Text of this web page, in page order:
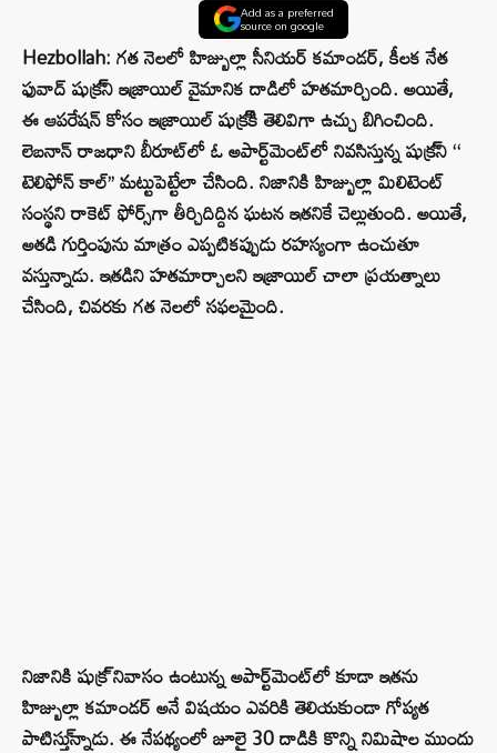
Add as a preferred
source on google
Hezbollah: గత నెలలో హిజ్బుల్లా సీనియర్ కమాండర్, కీలక నేత
ఫువాద్ షుక్ర్‌ని ఇజ్రాయిల్ వైమానిక దాడిలో హతమార్చింది. అయితే,
ఈ ఆపరేషన్ కోసం ఇజ్రాయిల్ షుక్ర్‌కి తెలివిగా ఉచ్చు బిగించింది.
లెబనాన్ రాజధాని బీరూట్‌లో ఓ అపార్ట్‌మెంట్‌లో నివసిస్తున్న షుక్ర్‌ని ‘‘
టెలిఫోన్ కాల్’’ మట్టుపెట్టేలా చేసింది. నిజానికి హిజ్బుల్లా మిలిటెంట్
సంస్థని రాకెట్ ఫోర్స్‌గా తీర్చిదిద్దిన ఘటన ఇతనికే చెల్లుతుంది. అయితే,
అతడి గుర్తింపును మాత్రం ఎప్పటికప్పుడు రహస్యంగా ఉంచుతూ
వస్తున్నాడు. ఇతడిని హతమార్చాలని ఇజ్రాయిల్ చాలా ప్రయత్నాలు
చేసింది, చివరకు గత నెలలో సఫలమైంది.
నిజానికి షుక్ర్ నివాసం ఉంటున్న అపార్ట్‌మెంట్‌లో కూడా ఇతను
హిజ్బుల్లా కమాండర్ అనే విషయం ఎవరికి తెలియకుండా గోప్యత
పాటిస్తు్న్నాడు. ఈ నేపథ్యంలో జూలై 30 దాడికి కొన్ని నిమిషాల ముందు